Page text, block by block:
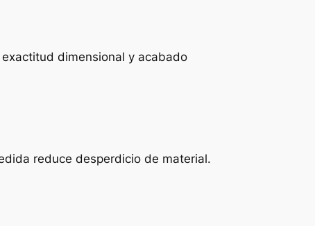
dimensional y acabado
reduce desperdicio de material.